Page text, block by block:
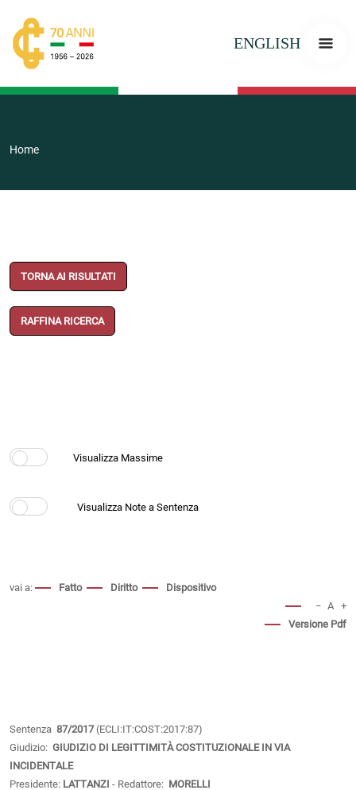
ENGLISH
Home
TORNA AI RISULTATI
RAFFINA RICERCA
vai a: Fatto Diritto
Dispositivo
− A +
Versione Pdf
Sentenza 87/2017(ECLI:IT:COST:2017:87)
Giudizio: GIUDIZIO DI LEGITTIMITÀ COSTITUZIONALE IN VIA
INCIDENTALE
Presidente: LATTANZI - Redattore: MORELLI